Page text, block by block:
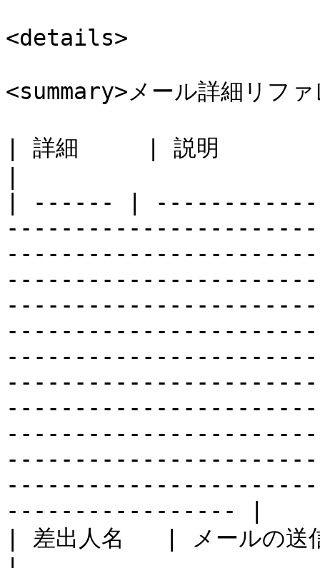
<details>
<summary>メール詳細リフ
| 詳細     | 説明
| ------ |
----------------- |
| 差出人名   | メールの送